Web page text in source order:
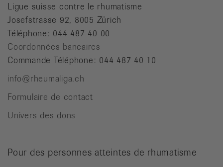
Ligue suisse contre le rhumatisme
Josefstrasse 92, 8005 Zürich
Téléphone: 044 487 40 00
Coordonnées bancaires
Commande Téléphone: 044 487 40 10
info@rheumaliga.ch
Formulaire de contact
Univers des dons
Pour des personnes atteintes de rhumatisme